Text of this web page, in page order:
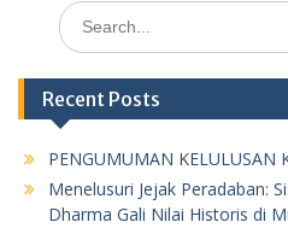
Search
for:
Recent Posts
PENGUMUMAN KELULUSAN
Menelusuri Jejak Peradaban:
Dharma Gali Nilai Historis di